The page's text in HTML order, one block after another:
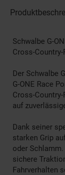
Schwalbe G-
Cross-
Der Schwalbe
G-ONE Race
Cross-
auf
Dank seiner
starken Grip
oder
sichere
Fahrverhalten